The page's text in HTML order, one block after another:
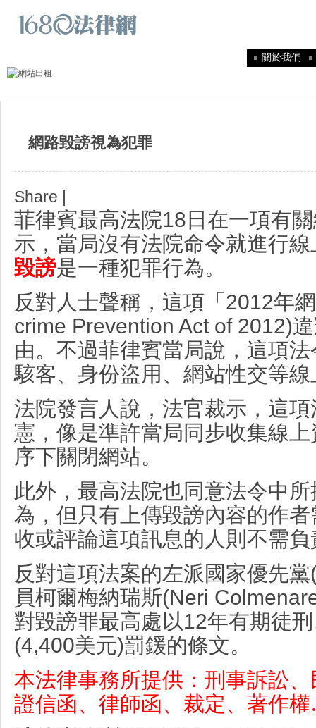
關於我們
網路毀謗視為犯罪
Share |
菲律賓最高法院18日在一項有
示，當局沒有法院命令就進行
毀謗是一種犯罪行為。
反對人士聲稱，這項「2012年
crime Prevention Act of 2012)
由。 不過菲律賓當局說，這項
駭客、身份盜用、網站性交等
法院發言人說，法官裁示，這
憲，像是準許當局同步收集線
序下關閉網站。
此外，最高法院也同意法令中
為，但只有上傳毀謗內容的作
收或評論這項訊息的人則不需負
反對這項法案的左派國家優先
員柯爾梅納瑞斯(Neri
對毀謗罪最高處以12年有期徒
(4,400美元)罰鍰的條文。
本法律事務所提供：刑事訴訟、
證信函、 律師函、 裁定、 著作權